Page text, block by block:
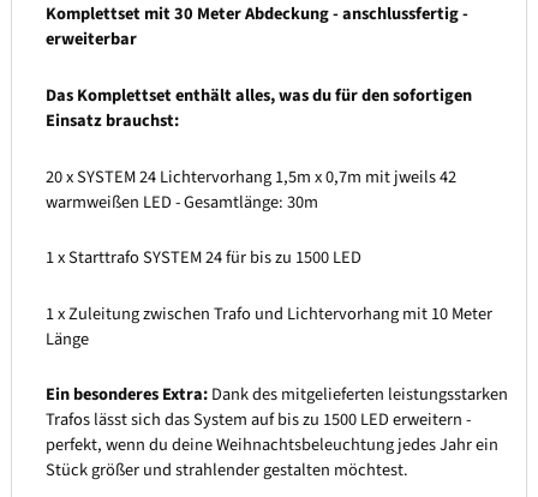
Komplettset mit 30 Meter Abdeckung - anschlussfertig -
erweiterbar
Das Komplettset enthält alles, was du für den sofortigen
Einsatz brauchst:
20 x SYSTEM 24 Lichtervorhang 1,5m x 0,7m mit jweils 42
warmweißen LED - Gesamtlänge: 30m
1 x Starttrafo SYSTEM 24 für bis zu 1500 LED
1 x Zuleitung zwischen Trafo und Lichtervorhang mit 10 Meter
Länge
Ein besonderes Extra:Dank des mitgelieferten leistungsstarken
Trafos lässt sich das System auf bis zu 1500 LED erweitern -
perfekt, wenn du deine Weihnachtsbeleuchtung jedes Jahr ein
Stück größer und strahlender gestalten möchtest.